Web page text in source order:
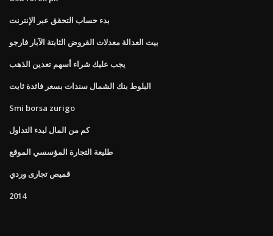
بدء حساب التحقق عبر الإنترنت
بيت العدالة معدلات القروض الثابتة الآبار فارجو
يجب عليك شراء أسهم تعدين الذهب
البلوط بنك الشمال سندات بسعر فائدة ثابت
Smi borsa zurigo
كم من المال لبدء التداول
طليعة التجارة المؤسسي الموقع
قميص تجارى وردي
2014